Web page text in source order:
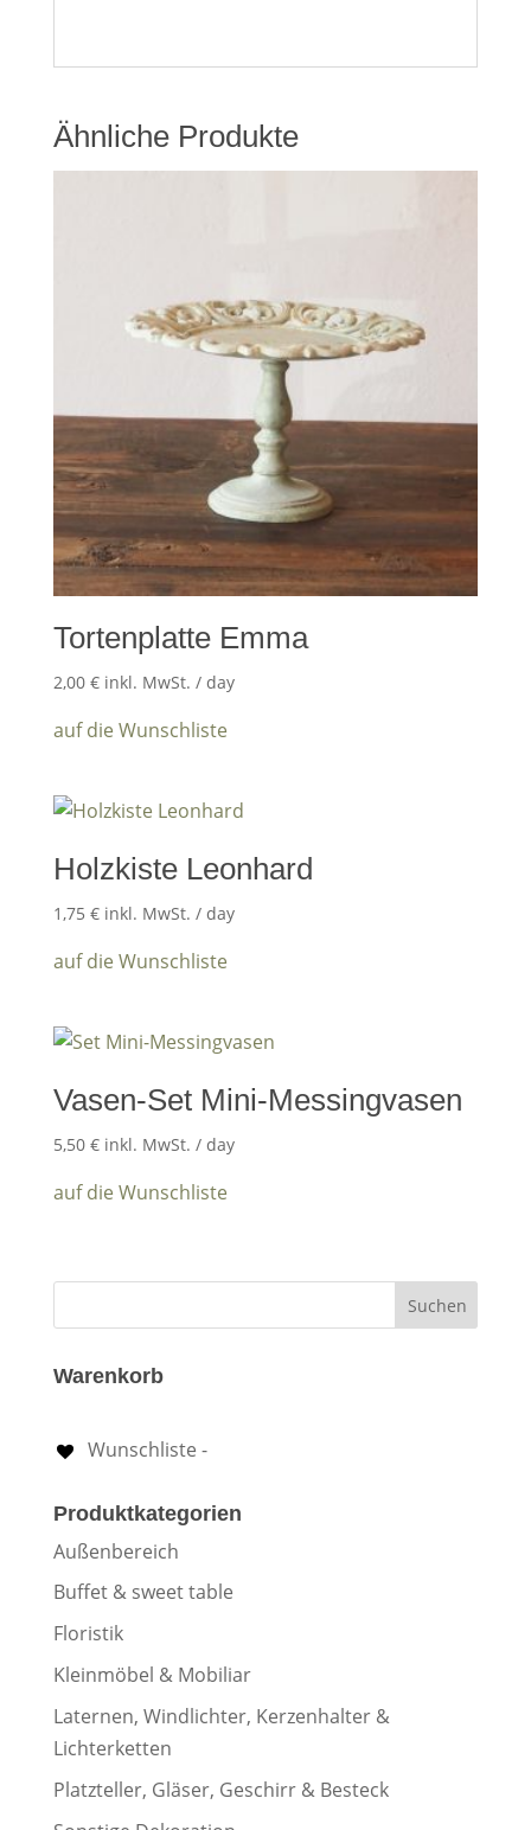
Ähnliche Produkte
Tortenplatte Emma
2,00 € inkl. MwSt. / day
auf die Wunschliste
Holzkiste Leonhard
1,75 € inkl. MwSt. / day
auf die Wunschliste
Vasen-Set Mini-Messingvasen
5,50 € inkl. MwSt. / day
auf die Wunschliste
Warenkorb
Wunschliste -
Produktkategorien
Außenbereich
Buffet & sweet table
Floristik
Kleinmöbel & Mobiliar
Laternen, Windlichter, Kerzenhalter &
Lichterketten
Platzteller, Gläser, Geschirr & Besteck